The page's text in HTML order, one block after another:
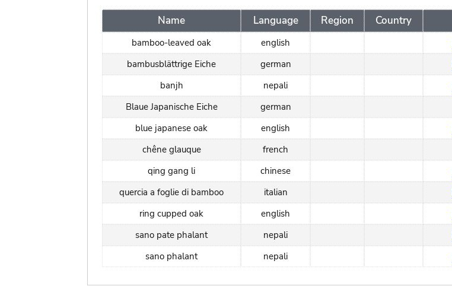
Name Language Region Country
bamboo-leaved oak english
bambusblättrige Eiche
german
banjh
nepali
Blaue Japanische Eiche
german
blue japanese oak
english
chêne glauque
french
qing gang li
chinese
quercia a foglie di bamboo
italian
ring cupped oak
english
sano pate phalant
nepali
sano phalant
nepali